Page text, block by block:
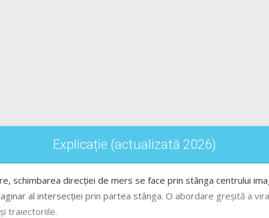
Explicație (actualizată 2026)
schimbarea direcției de mers se face prin stânga centrului
al intersecției prin partea stânga. O abordare greșită a
traiectoriile.